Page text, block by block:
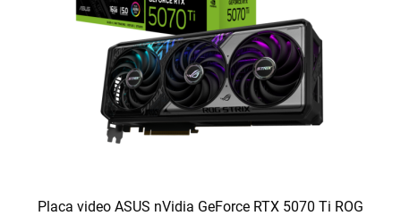
Placa video ASUS nVidia GeForce RTX 5070 Ti ROG